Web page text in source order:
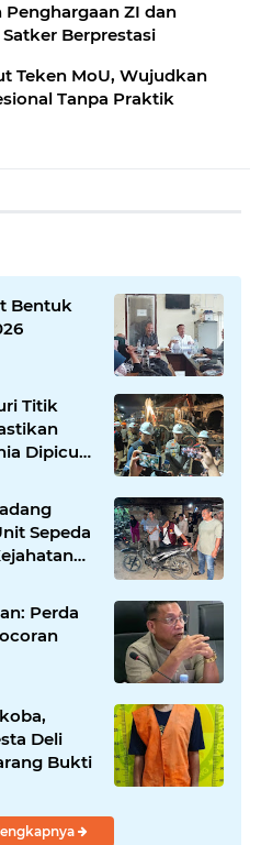
ZI dan
Berprestasi
Teken MoU, Wujudkan
Tanpa Praktik
Bentuk
Titik
Dipicu
Sepeda
Perda
Deli
Bukti